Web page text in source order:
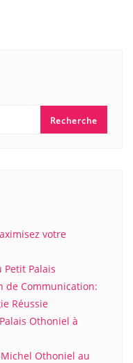
Recherche
votre
Petit Palais
de Communication:
Réussie
Othoniel à
Othoniel au